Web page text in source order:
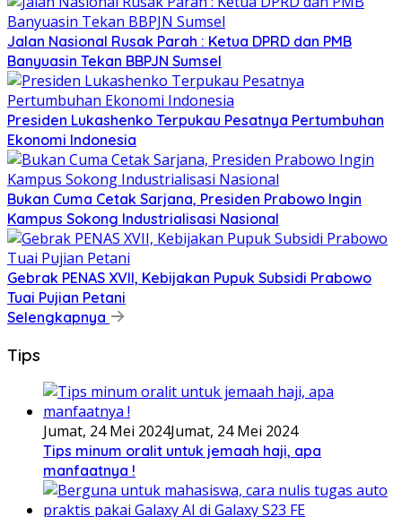
Jalan Nasional Rusak Parah : Ketua DPRD dan PMB
Banyuasin Tekan BBPJN Sumsel
Presiden Lukashenko Terpukau Pesatnya Pertumbuhan
Ekonomi Indonesia
Bukan Cuma Cetak Sarjana, Presiden Prabowo Ingin
Kampus Sokong Industrialisasi Nasional
Gebrak PENAS XVII, Kebijakan Pupuk Subsidi Prabowo
Tuai Pujian Petani
Selengkapnya
Tips
Jumat, 24 Mei 2024Jumat, 24 Mei 2024
Tips minum oralit untuk jemaah haji, apa
manfaatnya !